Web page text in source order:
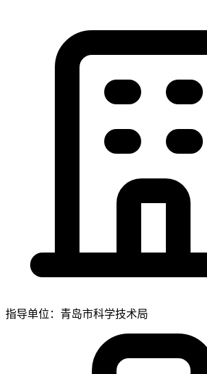
指导单位：青岛市科学技术局